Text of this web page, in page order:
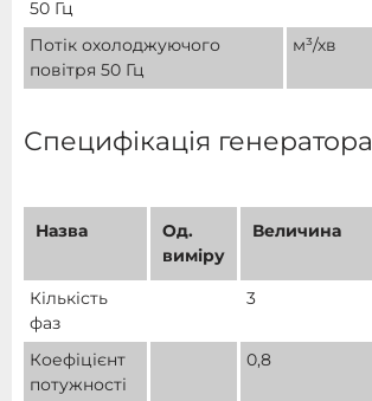
50 Гц
Потік охолоджуючого
повітря 50 Гц
м³/хв
Специфікація генератора
Назва
Од.
виміру
Величина
Кількість
фаз
3
Коефіцієнт
потужності
0,8